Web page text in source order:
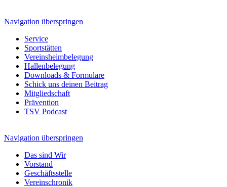
Navigation überspringen
Service
Sportstätten
Vereinsheimbelegung
Hallenbelegung
Downloads & Formulare
Schick uns deinen Beitrag
Mitgliedschaft
Prävention
TSV Podcast
Navigation überspringen
Das sind Wir
Vorstand
Geschäftsstelle
Vereinschronik